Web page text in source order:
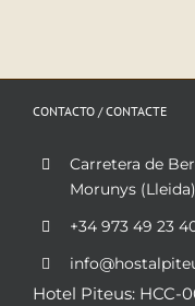
CONTACTO / CONTACTE
Carretera de
Morunys (Lleida)
+34 973 49 23
Hotel Piteus: HCC-